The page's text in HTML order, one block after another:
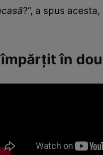
?”, a spus
în